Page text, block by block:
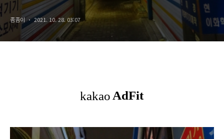
좀좀이 2021. 10. 28. 03:07